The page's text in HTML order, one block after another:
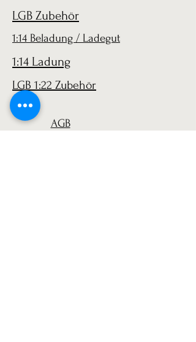
LGB Zubehör
1:14 Beladung / Ladegut
1:14 Ladung
LGB 1:22 Zubehör
AGB